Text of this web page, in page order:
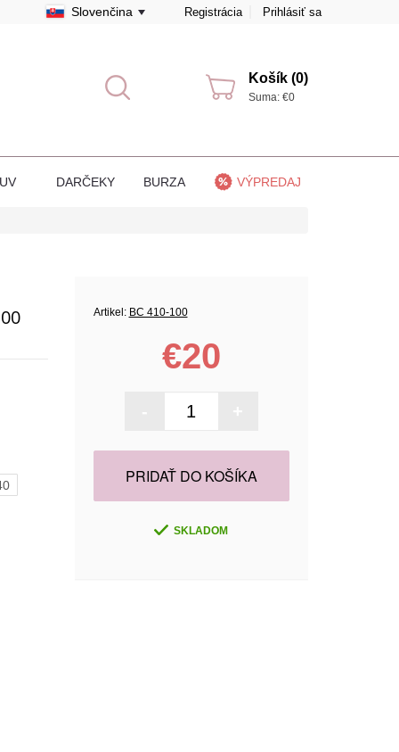
Slovenčina Registrácia Prihlásiť sa
Košík (0)
Suma: €0
DARČEKY BURZA VÝPREDAJ
Artikel: BC 410-100
€20
PRIDAŤ DO KOŠÍKA
SKLADOM